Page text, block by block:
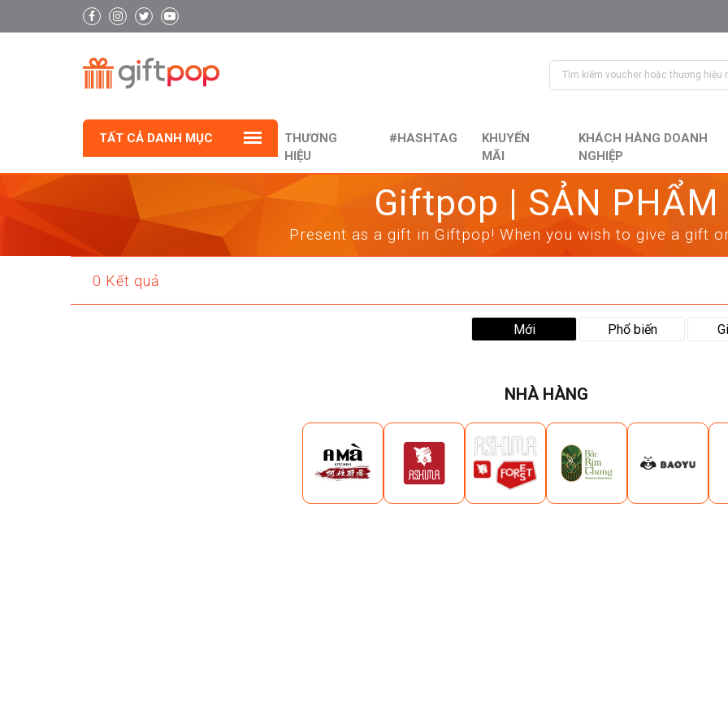
TẤT CẢ DANH MỤC
THƯƠNG
HIỆU
#HASHTAG
KHUYẾN
MÃI
KHÁCH HÀNG DOANH
NGHIỆP
Giftpop | SẢN PHẨM
Present as a gift in Giftpop! When you wish to give a gift
0 Kết quả
Mới Phổ biến
NHÀ HÀNG